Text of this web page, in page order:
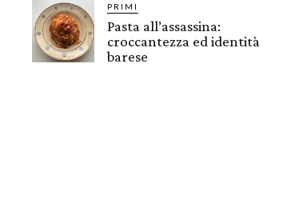
PRIMI
Pasta all’assassina:
croccantezza ed identità
barese